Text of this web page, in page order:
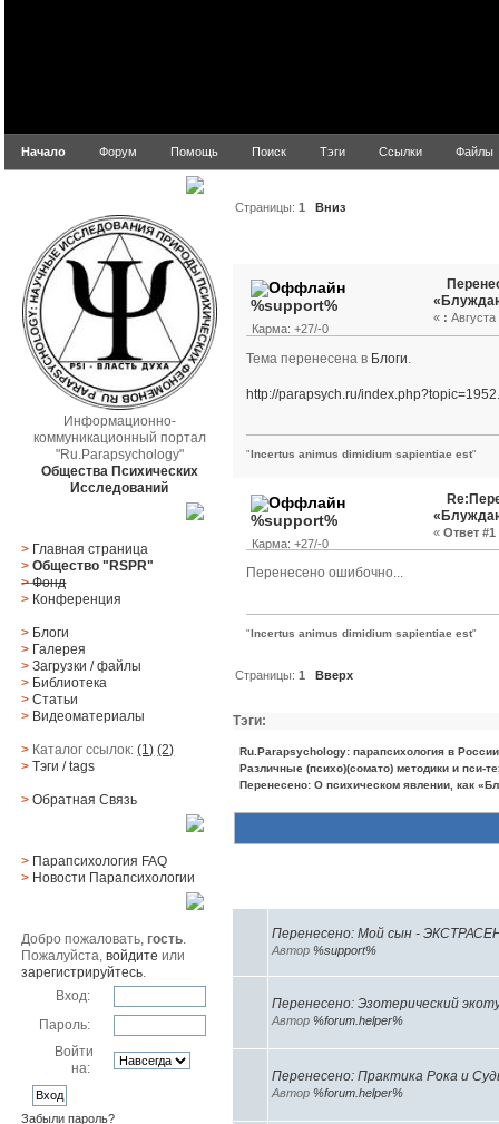
Начало Форум Помощь Поиск Тэги Ссылки Файлы
Информационно-
коммуникационный портал
"Ru.Parapsychology"
Общества Психических
Исследований
> Главная страница
> Общество "RSPR"
> Фонд
> Конференция
> Блоги
> Галерея
> Загрузки/файлы
> Библиотека
> Статьи
> Видеоматериалы
> Каталог ссылок:(1) (2)
> Тэги/ tags
> Обратная Cвязь
> Парапсихология FAQ
> Новости Парапсихологии
Добро пожаловать,гость.
Пожалуйста,войдите или
зарегистрируйтесь.
Вход:
Пароль:
Войти
на:
Забыли пароль?
Страницы:1 Вниз
%support%
Карма: +27/-0
« :
Тема перенесена в Блоги
http://parapsych.ru/
"Incertus animus dimidium sapientiae est"
%support%
Карма: +27/-0
« Ответ #1
Перенесено ошибочно...
"Incertus animus dimidium sapientiae est"
Страницы:1 Вверх
Тэги:
Ru.Parapsychology: парапсихология в
Различные (психо)(сомато) методики и пси-
Перенесено: О психическом явлении, как
Перенесено: Мой сын -
Автор %support%
Перенесено: Эзотерический
Автор %forum.helper%
Перенесено: Практика Рока и
Автор %forum.helper%